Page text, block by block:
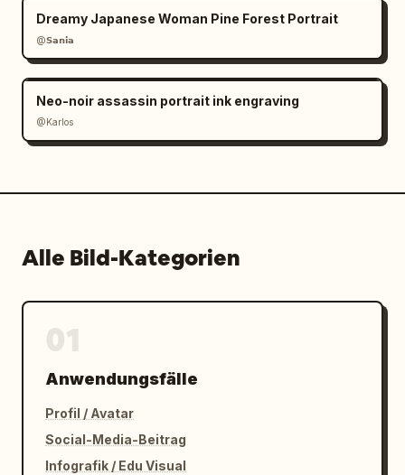
Dreamy Japanese Woman Pine Forest Portrait
@𝗦𝗮𝗻𝗶𝗮
Neo-noir assassin portrait ink engraving
@Karlos
Alle Bild-Kategorien
Anwendungsfälle
Profil / Avatar
Social-Media-Beitrag
Infografik / Edu Visual